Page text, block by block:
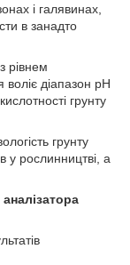
і галявинах,
в занадто
рівнем
діапазон pH
грунту
грунту
у рослинництві, а